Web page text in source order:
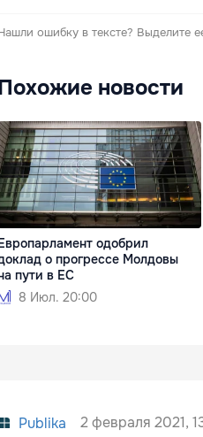
ошибку в тексте? Выделите
новости
одобрил
о прогрессе Молдовы
пути в ЕС
8 Июл. 20:00
Publika 2 февраля 2021,